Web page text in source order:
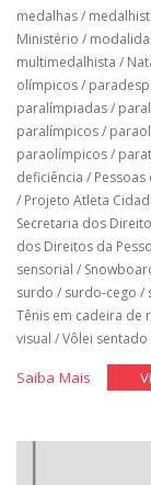
medalhas/
Ministério /
multimedalhista /
olímpicos/
paralímpiadas/
paralímpicos/
paraolímpicos/
deficiência / Pessoas
/ Projeto Atleta
Secretaria dos
dos Direitos da
sensorial /
surdo / surdo-cego /
Tênis em cadeira de
visual /Vôlei sentado
Saiba Mais"História